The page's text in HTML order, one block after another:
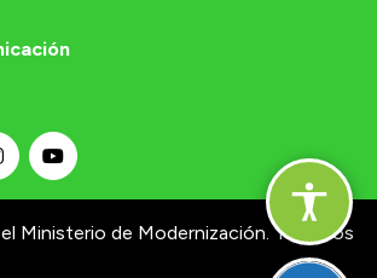
Ministerio de Modernización. Términos